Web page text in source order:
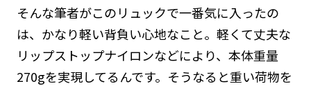
そんな筆者がこのリュックで一番気に入ったの
は、かなり軽い背負い心地なこと。軽くて丈夫な
リップストップナイロンなどにより、本体重量
270gを実現してるんです。そうなると重い荷物を